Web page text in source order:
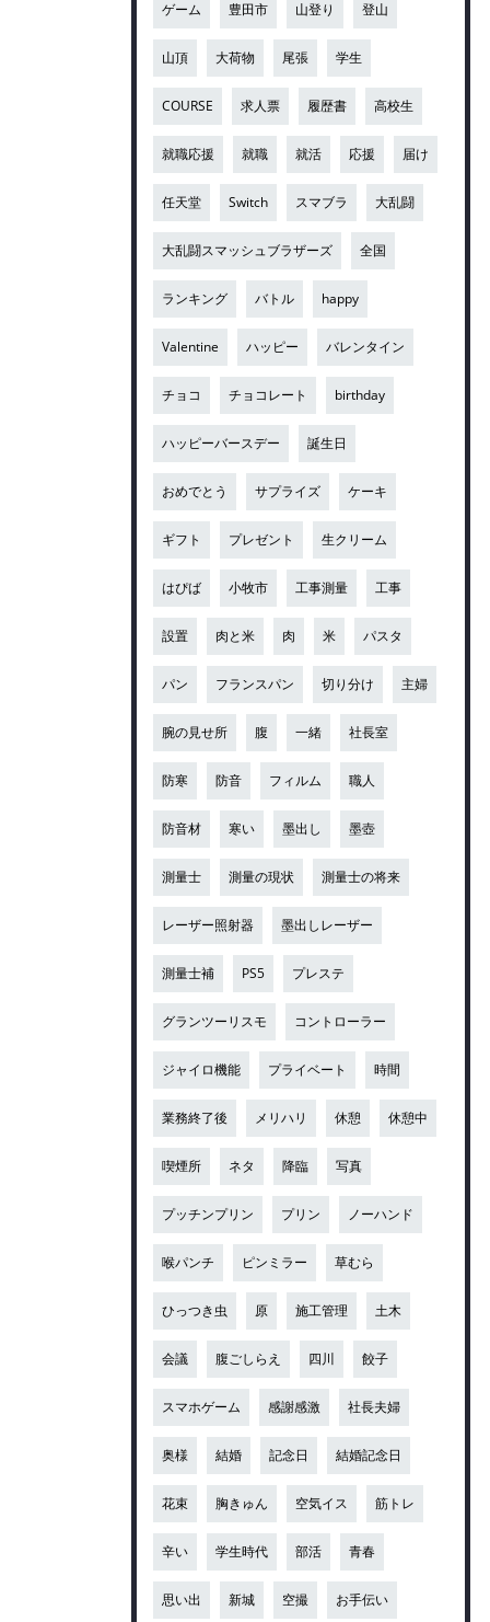
ゲーム 豊田市 山登り 登山
山頂 大荷物 尾張 学生
COURSE 求人票 履歴書 高校生
就職応援 就職 就活 応援 届け
任天堂 Switch スマブラ 大乱闘
大乱闘スマッシュブラザーズ 全国
ランキング バトル happy
Valentine ハッピー バレンタイン
チョコ チョコレート birthday
ハッピーバースデー 誕生日
おめでとう サプライズ ケーキ
ギフト プレゼント 生クリーム
はぴば 小牧市 工事測量 工事
設置 肉と米 肉 米 パスタ
パン フランスパン 切り分け 主婦
腕の見せ所 腹 一緒 社長室
防寒 防音 フィルム 職人
防音材 寒い 墨出し 墨壺
測量士 測量の現状 測量士の将来
レーザー照射器 墨出しレーザー
測量士補 PS5 プレステ
グランツーリスモ コントローラー
ジャイロ機能 プライベート 時間
業務終了後 メリハリ 休憩 休憩中
喫煙所 ネタ 降臨 写真
プッチンプリン プリン ノーハンド
喉パンチ ピンミラー 草むら
ひっつき虫 原 施工管理 土木
会議 腹ごしらえ 四川 餃子
スマホゲーム 感謝感激 社長夫婦
奥様 結婚 記念日 結婚記念日
花束 胸きゅん 空気イス 筋トレ
辛い 学生時代 部活 青春
思い出 新城 空撮 お手伝い